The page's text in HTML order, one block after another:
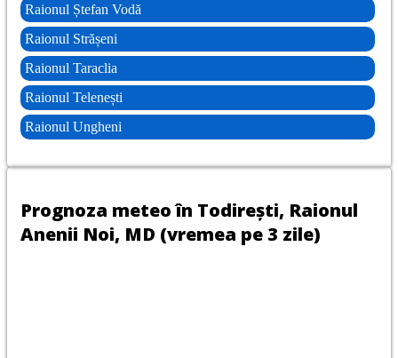
Raionul Ștefan Vodă
Raionul Strășeni
Raionul Taraclia
Raionul Telenești
Raionul Ungheni
Prognoza meteo în Todirești, Raionul
Anenii Noi, MD (vremea pe 3 zile)